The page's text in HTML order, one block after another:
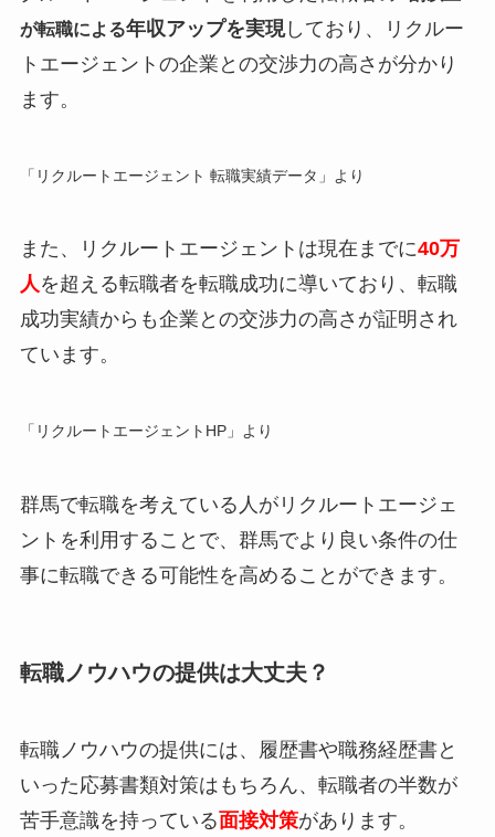
が転職による年収アップを実現しており、リクルー
トエージェントの企業との交渉力の高さが分かり
ます。
「リクルートエージェント 転職実績データ」より
また、リクルートエージェントは現在までに40万
人を超える転職者を転職成功に導いており、転職
成功実績からも企業との交渉力の高さが証明され
ています。
「リクルートエージェントHP」より
群馬で転職を考えている人がリクルートエージェ
ントを利用することで、群馬でより良い条件の仕
事に転職できる可能性を高めることができます。
転職ノウハウの提供は大丈夫？
転職ノウハウの提供には、履歴書や職務経歴書と
いった応募書類対策はもちろん、 転職者の半数が
苦手意識を持っている面接対策があります。